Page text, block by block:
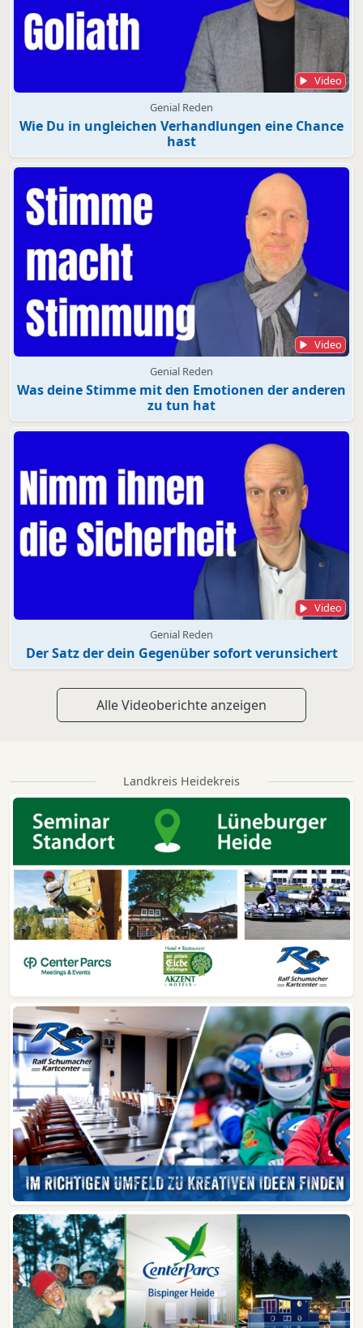
Video
Genial Reden
Wie Du in ungleichen Verhandlungen eine Chance
hast
Video
Genial Reden
Was deine Stimme mit den Emotionen der anderen
zu tun hat
Video
Genial Reden
Der Satz der dein Gegenüber sofort verunsichert
Alle Videoberichte anzeigen
Landkreis Heidekreis